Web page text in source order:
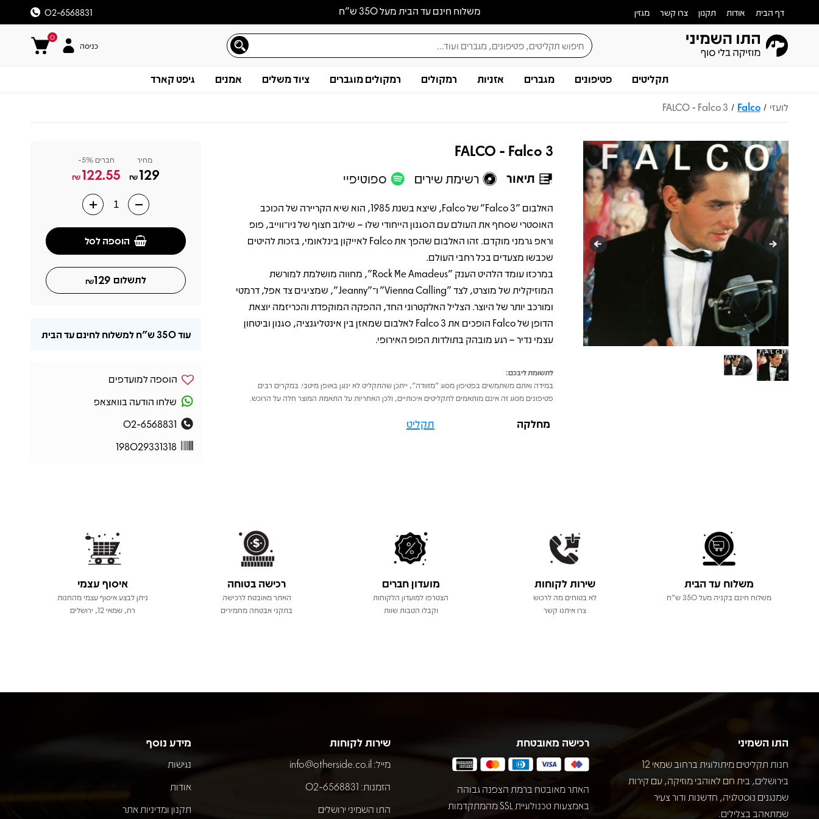
משלוח חינם עד הבית מעל 350 ש״ח דף הבית אודות תקנון צרו קשר מגזין 02-6568831
0
כניסה
תקליטים פטיפונים מגברים אזניות רמקולים רמקולים מוגברים ציוד משלים אמנים גיפט קארד
לועזי /
Falco
/
FALCO - Falco 3
FALCO - Falco 3
תיאור רשימת שירים ספוטיפיי
האלבום "Falco 3" של Falco, שיצא בשנת 1985, הוא שיא הקריירה של הכוכב
האוסטרי שסחף את העולם עם הסגנון הייחודי שלו – שילוב חצוף של ניו־ווייב, פופ
וראפ גרמני מוקדם. זהו האלבום שהפך את Falco לאייקון בינלאומי, בזכות להיטים
שכבשו מצעדים בכל רחבי העולם.
במרכזו עומד הלהיט הענק "Rock Me Amadeus", מחווה מושלמת למורשת
המוזיקלית של מוצרט, לצד "Vienna Calling" ו־"Jeanny", שמציגים צד אפל, דרמטי
ומורכב יותר של היוצר. הצליל האלקטרוני החד, ההפקה המוקפדת והכריזמה יוצאת
הדופן של Falco הופכים את Falco 3 לאלבום שמאזן בין אינטליגנציה, סגנון וביטחון
עצמי נדיר – רגע מובהק בתולדות הפופ האירופי.
לתשומת ליבכם:
במידה ואתם משתמשים בפטיפון מסוג "מזוודה", ייתכן שהתקליט לא ינוגן באופן מיטבי. במקרים רבים
פטיפונים מסוג זה אינם מותאמים לתקליטים איכותיים, ולכן האחריות על התאמת המוצר חלה על הרוכש.
מחלקה תקליט
מחיר
129
₪
חברים 5%-
122.55
₪
הוספה לסל
לתשלום 129
₪
עוד350 ש"ח למשלוח לחינם עד הבית
הוספה למועדפים
שלחו הודעה בוואצאפ
02-6568831
198029331318
משלוח עד הבית
משלוח חינם בקניה מעל 350 ש"ח
שירות לקוחות
לא בטוחים מה לרכוש
צרו איתנו קשר
מועדון חברים
הצטרפו למועדון הלקוחות
וקבלו הטבות שוות
רכישה בטוחה
האתר מאובטח לרכישה
בתקני אבטחה מחמירים
איסוף עצמי
ניתן לבצע איסוף עצמי מהחנות
רח, שמאי 12, ירושלים
התו השמיני
חנות תקליטים מיתולוגית ברחוב שמאי 12
בירושלים, בית חם לאוהבי מוזיקה, עם קירות
שמנגנים נוסטלגיה, חדשנות ודור צעיר
שמתאהב בצלילים.
רכישה מאובטחת
האתר מאובטח ברמת הצפנה גבוהה
באמצעות טכנולוגיית SSL מהמתקדמות
שירות לקוחות
מייל: info@otherside.co.il
הזמנות: 02-6568831
התו השמיני ירושלים
מידע נוסף
נגישות
אודות
תקנון ומדיניות אתר